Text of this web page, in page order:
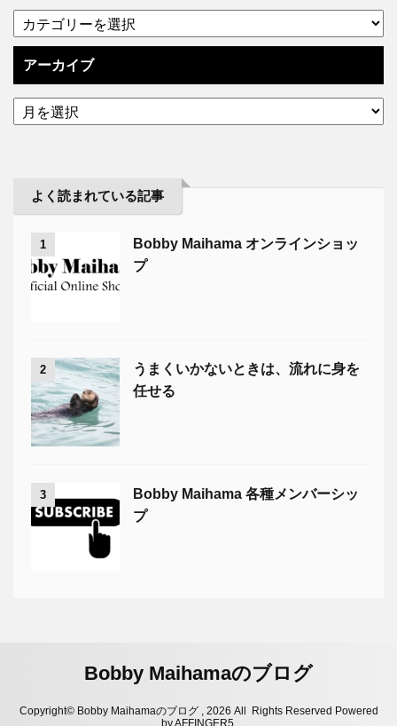
アーカイブ
よく読まれている記事
1
Bobby Maihama オンラインショッ
プ
2
うまくいかないときは、流れに身を
任せる
3
Bobby Maihama 各種メンバーシッ
プ
Bobby Maihamaのブログ
Copyright© Bobby Maihamaのブログ , 2026 All Rights Reserved Powered
byAFFINGER5.